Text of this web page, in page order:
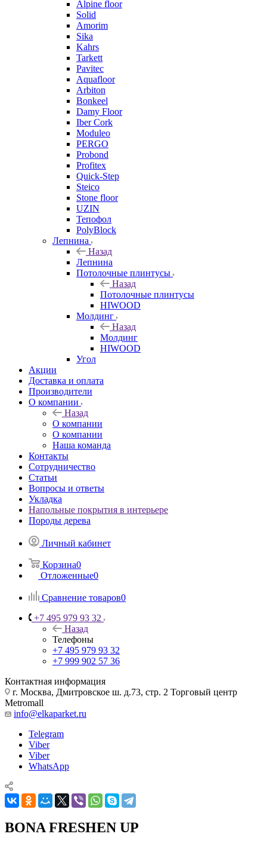
Alpine floor
Solid
Amorim
Sika
Kahrs
Tarkett
Pavitec
Aquafloor
Arbiton
Bonkeel
Damy Floor
Iber Cork
Moduleo
PERGO
Probond
Profitex
Quick-Step
Steico
Stone floor
UZIN
Тепофол
PolyBlock
Лепнина
Назад
Лепнина
Потолочные плинтусы
Назад
Потолочные плинтусы
HIWOOD
Молдинг
Назад
Молдинг
HIWOOD
Угол
Акции
Доставка и оплата
Производители
О компании
Назад
О компании
О компании
Наша команда
Контакты
Сотрудничество
Статьи
Вопросы и ответы
Укладка
Напольные покрытия в интерьере
Породы дерева
Личный кабинет
Корзина0
Отложенные0
Сравнение товаров0
+7 495 979 93 32
Назад
Телефоны
+7 495 979 93 32
+7 999 902 57 36
Контактная информация
г. Москва, Дмитровское ш. д.73, стр. 2 Торговый центр
Metromall
info@elkaparket.ru
Telegram
Viber
Viber
WhatsApp
BONA FRESHEN UP